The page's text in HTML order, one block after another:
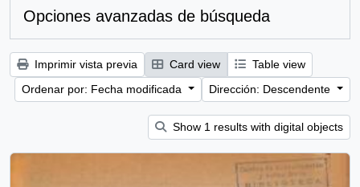
Opciones avanzadas de búsqueda
Imprimir vista previa Card view
Table view
Ordenar por: Fecha modificada
Dirección: Descendente
Show 1 results with digital objects